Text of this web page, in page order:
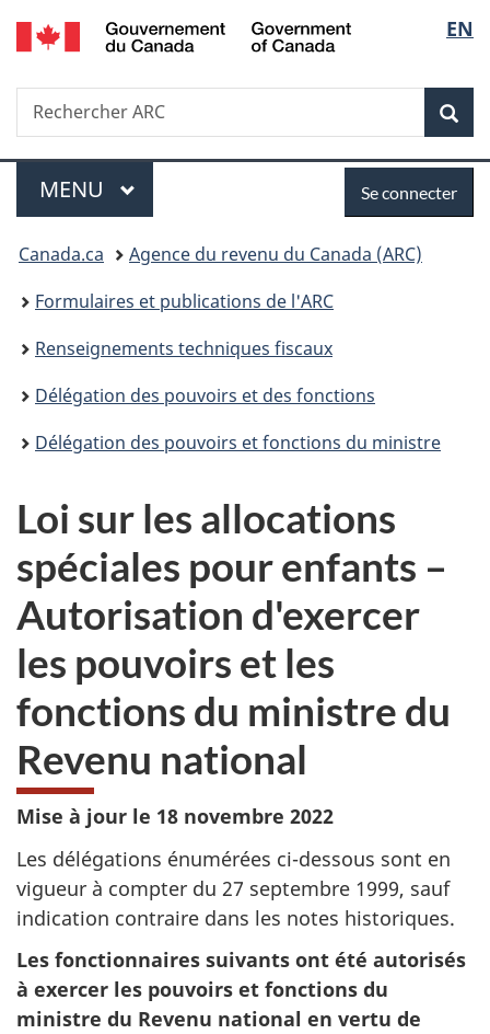
Passer
au
Passer
à
du
Passer
à
simplifiée
de
la
EN
Recherche
Rechercher
ARC
Menu
MENU PRINCIPAL
connecter
Se connecter
Vous
êtes
ici :
Canada.ca
Agence du revenu du Canada (ARC)
Formulaires et publications de l'ARC
Renseignements techniques fiscaux
Délégation des pouvoirs et des fonctions
Délégation des pouvoirs et fonctions du ministre
Loi sur les allocations
spéciales pour enfants –
Autorisation d'exercer
les pouvoirs et les
fonctions du ministre du
Revenu national
Mise à jour le 18 novembre 2022
Les délégations énumérées ci-dessous sont en
vigueur à compter du 27 septembre 1999, sauf
indication contraire dans les notes historiques.
Les fonctionnaires suivants ont été autorisés
à exercer les pouvoirs et fonctions du
ministre du Revenu national en vertu de